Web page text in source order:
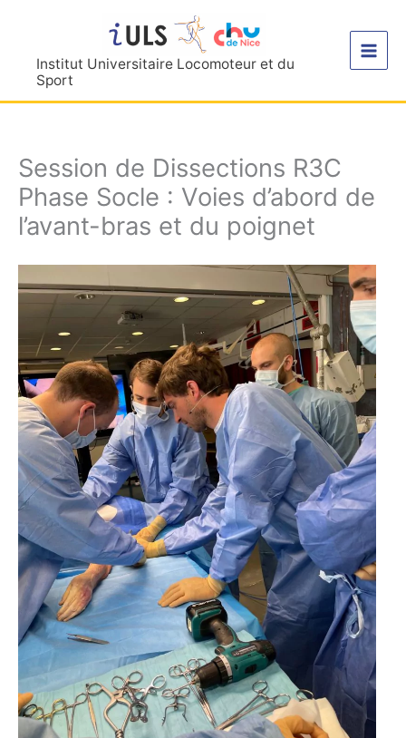
contenuInstitut Universitaire Locomoteur et du
Sport
Session de Dissections R3C
Phase Socle : Voies d’abord de
l’avant-bras et du poignet